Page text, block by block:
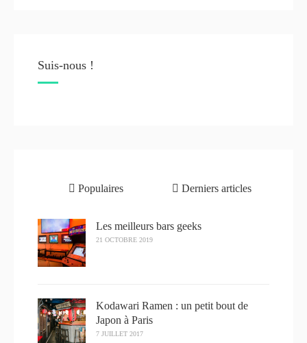
Suis-nous !
Populaires Derniers articles
Les meilleurs bars geeks
21 OCTOBRE 2019
Kodawari Ramen : un petit bout de
Japon à Paris
7 JUILLET 2017